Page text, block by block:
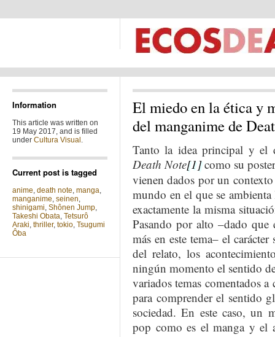
Information
This article was written on
19 May 2017, and is filled
under Cultura Visual .
Current post is tagged
anime, death note, manga,
manganime, seinen,
shinigami, Shônen Jump,
Takeshi Obata, Tetsurô
Araki, thriller, tokio, Tsugumi
Ôba
El miedo en la ética y
del manganime de
Tanto la idea principal y el
Death Note[1]como su
vienen dados por un
mundo en el que se
exactamente la misma
Pasando por alto –dado que
más en este tema– el
del relato, los
ningún momento el sentido
variados temas comentados
para comprender el sentido
sociedad. En este caso, un
pop como es el manga y el